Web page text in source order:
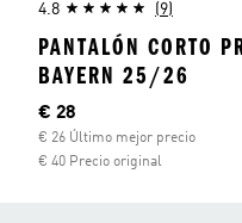
4.8 (9)
PANTALÓN CORTO
BAYERN 25/26
Precio actual
€ 28
€ 26 Último mejor precio
€ 40 Precio original